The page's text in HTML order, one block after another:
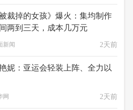
被裁掉的女孩》爆火：集均制作
两到三天，成本几万元
新闻 2天前
妮：亚运会轻装上阵、全力以
网 2天前